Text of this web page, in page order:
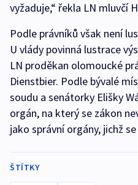
vyžaduje,“ řekla LN mluvčí
Podle právníků však není
U vlády povinná lustrace
LN proděkan olomoucké
Dienstbier. Podle bývalé
soudu a senátorky Elišky
orgán, na který se zákon
jako správní orgány, jichž
ŠTÍTKY